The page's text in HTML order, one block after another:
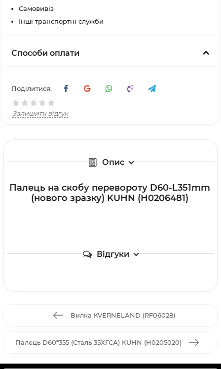
Самовивіз
Інші транспортні служби
Способи оплати
Поділитися:
Залишити відгук
Опис
Палець на скобу перевороту D60-L351mm
(нового зразку) KUHN (H0206481)
Відгуки
Вилка KVERNELAND (RF06028)
Палець D60*355 (Сталь 35ХГСА) KUHN (H0205020)